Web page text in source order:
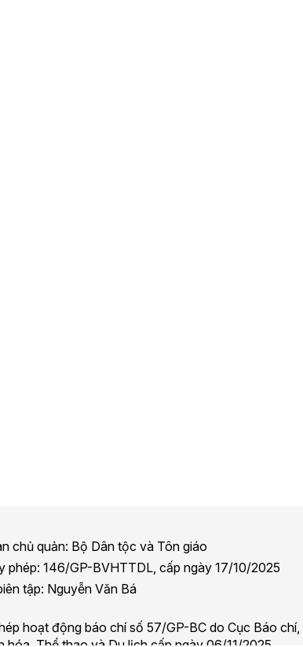
chủ quản: Bộ Dân tộc và Tôn giáo
phép: 146/GP-BVHTTDL, cấp ngày 17/10/2025
tập: Nguyễn Văn Bá
hoạt động báo chí số 57/GP-BC do Cục Báo chí,